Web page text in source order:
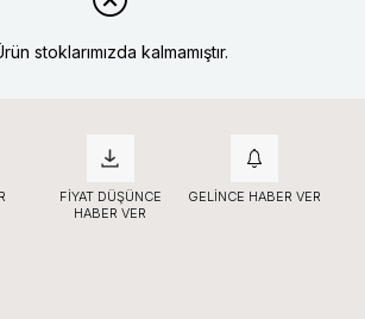
stoklarımızda kalmamıştır.
FIYAT DÜŞÜNCE
HABER VER
GELINCE HABER VER